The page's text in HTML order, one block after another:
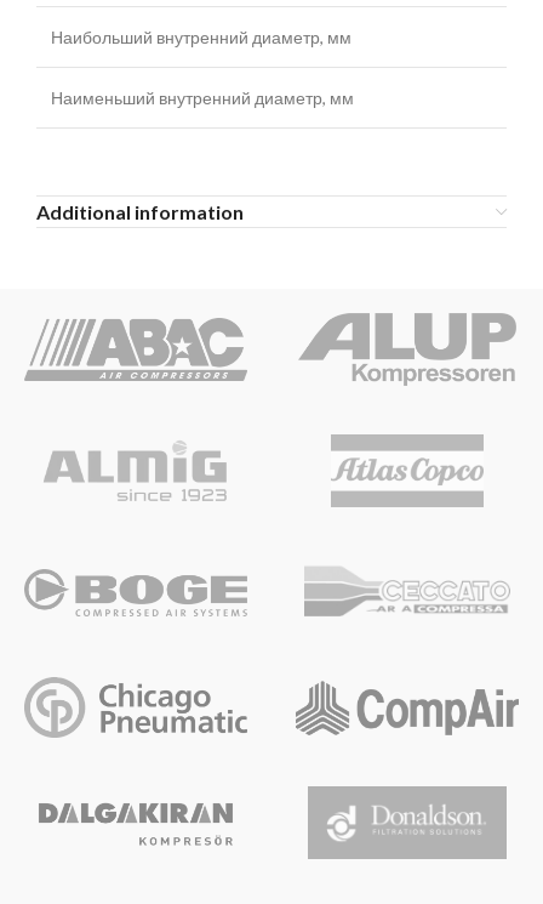
Наибольший внутренний диаметр, мм
Наименьший внутренний диаметр, мм
Additional information